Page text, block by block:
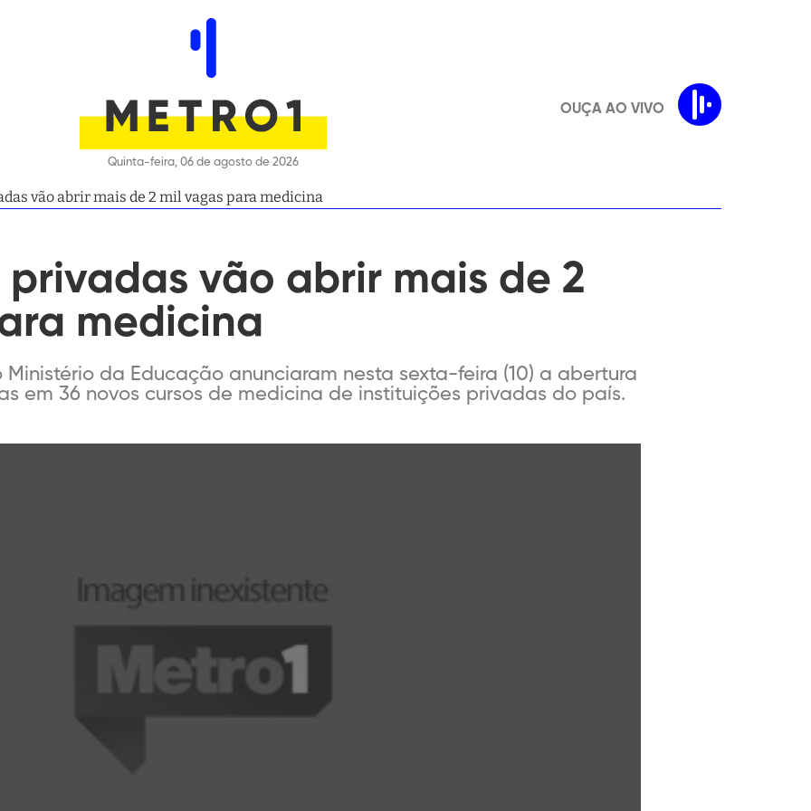
Quinta-feira, 06 de agosto de 2026
OUÇA AO VIVO
vão abrir mais de 2 mil vagas para medicina
privadas vão abrir mais de 2
medicina
Ministério da Educação anunciaram nesta sexta-feira (10) a abertura
em 36 novos cursos de medicina de instituições privadas do país.